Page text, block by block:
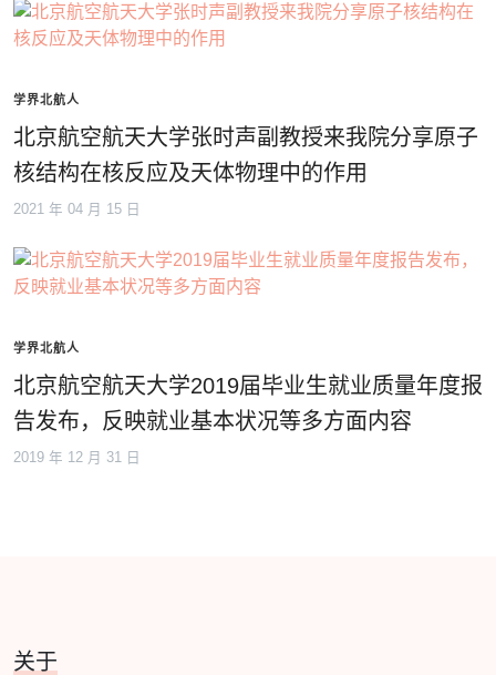
学界北航人
北京航空航天大学张时声副教授来我院分享原子
核结构在核反应及天体物理中的作用
2021 年 04 月 15 日
学界北航人
北京航空航天大学2019届毕业生就业质量年度报
告发布，反映就业基本状况等多方面内容
2019 年 12 月 31 日
关于